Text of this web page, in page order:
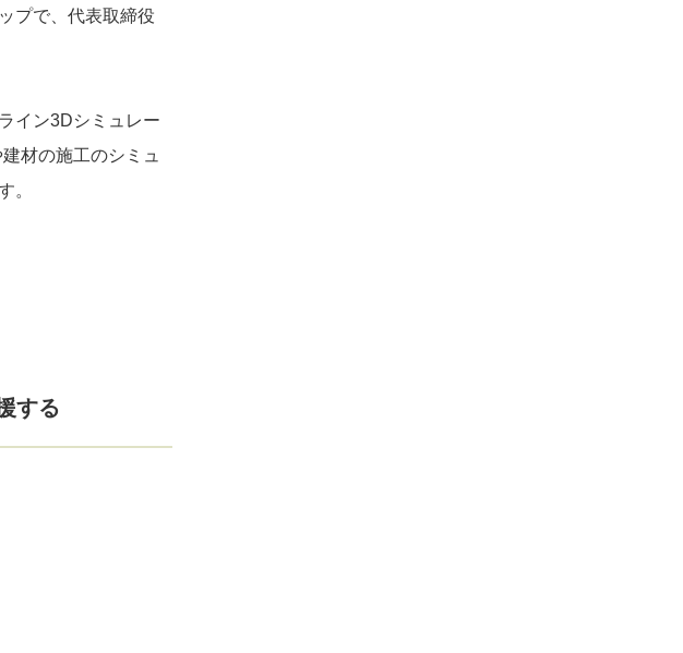
プで、代表取締役
イン3Dシミュレー
材の施工のシミュ
。
する